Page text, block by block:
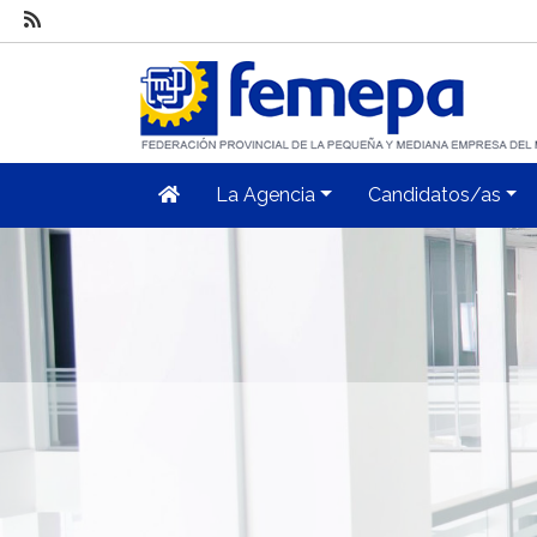
La Agencia Candidatos/as